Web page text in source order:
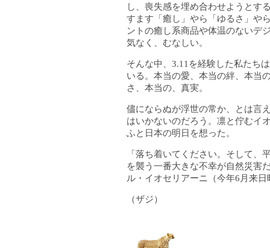
し、喪失感を埋め合わせようとす
すます「癒し」やら「ゆるさ」や
ントの癒し系商品や体温のないデ
気なく、むなしい。
そんな中、3.11を経験した私たち
いる。本当の愛、本当の絆、本当
さ、本当の、真実。
儘にならぬが浮世の常か、とは言
はいかないのだろう。凛と佇むイ
ふと日本の明日を想った。
「落ち着いてください。そして、
を襲う一番大きな不幸が自然災
ル・イオセリアーニ（今年6月来日
（ザジ）